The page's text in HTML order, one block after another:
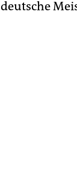
deutsche